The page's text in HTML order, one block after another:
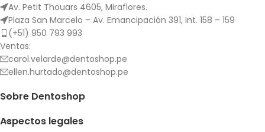
Av. Petit Thouars 4605, Miraflores.
Plaza San Marcelo – Av. Emancipación 391, Int. 158 – 159
(+51) 950 793 993
Ventas:
carol.velarde@dentoshop.pe
ellen.hurtado@dentoshop.pe
Sobre Dentoshop
Aspectos legales